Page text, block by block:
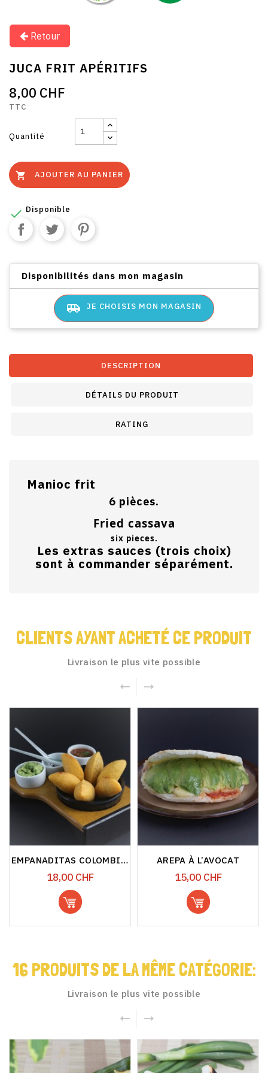
Retour
JUCA FRIT APÉRITIFS
8,00 CHF
TTC
Quantité
 AJOUTER AU PANIER
 Disponible
Disponibilités dans mon magasin
airport_shuttle JE CHOISIS MON MAGASIN
DESCRIPTION
DÉTAILS DU PRODUIT
RATING
Manioc frit
6 pièces.
Fried cassava
six pieces.
Les extras sauces (trois choix)
sont à commander séparément.
CLIENTS AYANT ACHETÉ CE PRODUIT
Livraison le plus vite possible
EMPANADITAS COLOMBIENNES...
Prix
18,00 CHF
AREPA À L’AVOCAT
Prix
15,00 CHF
16 PRODUITS DE LA MÊME CATÉGORIE:
Livraison le plus vite possible